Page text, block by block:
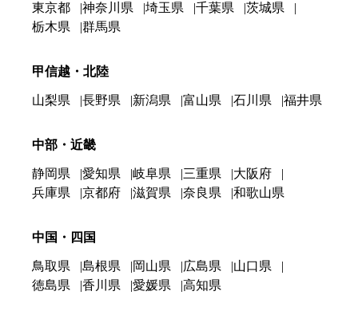
東京都 神奈川県 埼玉県 千葉県
茨城県
栃木県
群馬県
甲信越・北陸
山梨県 長野県 新潟県 富山県 石川県 福井県
中部・近畿
静岡県 愛知県 岐阜県 三重県
大阪府
兵庫県
京都府 滋賀県 奈良県 和歌山県
中国・四国
鳥取県 島根県 岡山県 広島県
山口県
徳島県
香川県 愛媛県 高知県